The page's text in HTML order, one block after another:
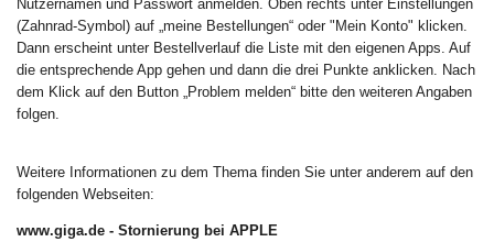
Nutzernamen und Passwort anmelden. Oben rechts unter Einstellungen
(Zahnrad-Symbol) auf „meine Bestellungen“ oder "Mein Konto" klicken.
Dann erscheint unter Bestellverlauf die Liste mit den eigenen Apps. Auf
die entsprechende App gehen und dann die drei Punkte anklicken. Nach
dem Klick auf den Button „Problem melden“ bitte den weiteren Angaben
folgen.
Weitere Informationen zu dem Thema finden Sie unter anderem auf den
folgenden Webseiten:
www.giga.de - Stornierung bei APPLE